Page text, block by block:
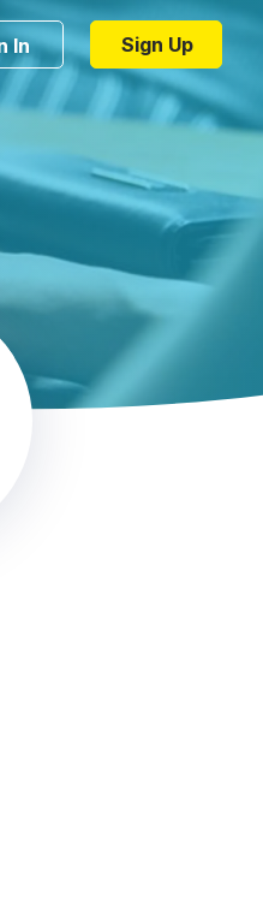
ル背景
とアウトロ
に変換
In Sign Up